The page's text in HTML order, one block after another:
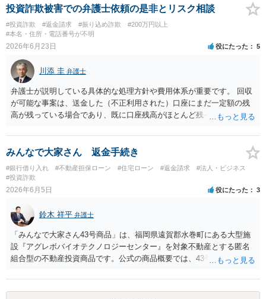
投資詐欺被害での弁護士依頼の是非とリスク相談
#投資詐欺 #返金請求 #振り込め詐欺
#200万円以上
#本名・住所・電話番号が不明
2026年6月23日 役にたった 5
川添 圭 弁護士
弁護士が説明している具体的な処理方針や費用体系が重要です。 回収
が可能な事案は、送金した（不正利用された）口座にまだ一定額の残
高が残っている場合であり、既に口座残高がほとんど残っていない場
判断するため、まず何よりも、送金先口座の口座凍結時の残高を把握
することが重要になります。振り込め詐欺救済法で口座凍結された口
座の残高はウェブサイトで公告されますが、公告までには口座凍結か
ら2か月程度かかることも多く、むしろその前に弁護士会照会を行って
口座開設者の氏名・住所・残高を把握し、残高がある場合にはすみや
ことが望ましい）ことになります。 残高が乏しい口座開設者に対して
は、幇助による共同不法行為責任を理由に内容証明郵便を送ったり提
訴したりすることが多いですが、金に困って口座を譲渡した人も多
く、そのような口座開設者には目ぼしい資産がありませんので、そこ
までやるかどうかの検討も必要になるでしょう。なお、近時は、副業
された等の事案もあり、口座名義人の過失責任を問うことが微妙な事
案も出てきています。 投資詐欺事案で重要なのは、他の被害者も弁護
みんなで大家さん 返金手続き
#銀行借り入れ #不動産担保ローン #住宅ローン #返金請求
#法人・ビジネス
#投資詐欺
2026年6月5日 役にたった 3
鈴木 祥平 弁護士
「みんなで大家さん43号商品」は、福岡県遠賀郡水巻町にある大型施
設『アグレボバイオテクノロジーセンター』を対象不動産とする匿名
組合型の不動産投資商品です。公式の商品概要では、43号は想定利回
2025年7月31日、ただし対象不動産の売却が終わっていない場合は1年
を上限に延長することがあるとされています。 当初満了日が令和７年